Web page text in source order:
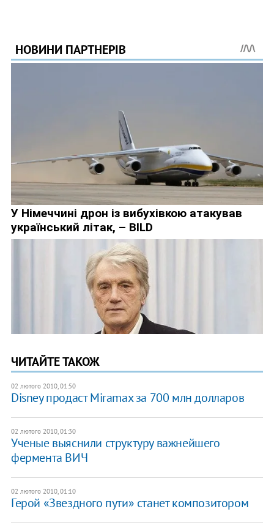
ЧИТАЙТЕ ТАКОЖ
02 лютого 2010, 01:50
Disney продаст Miramax за 700 млн долларов
02 лютого 2010, 01:30
Ученые выяснили структуру важнейшего
фермента ВИЧ
02 лютого 2010, 01:10
Герой «Звездного пути» станет композитором